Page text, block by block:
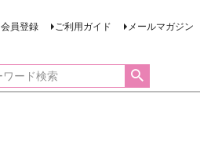
会員登録 ご利用ガイド メールマガジン